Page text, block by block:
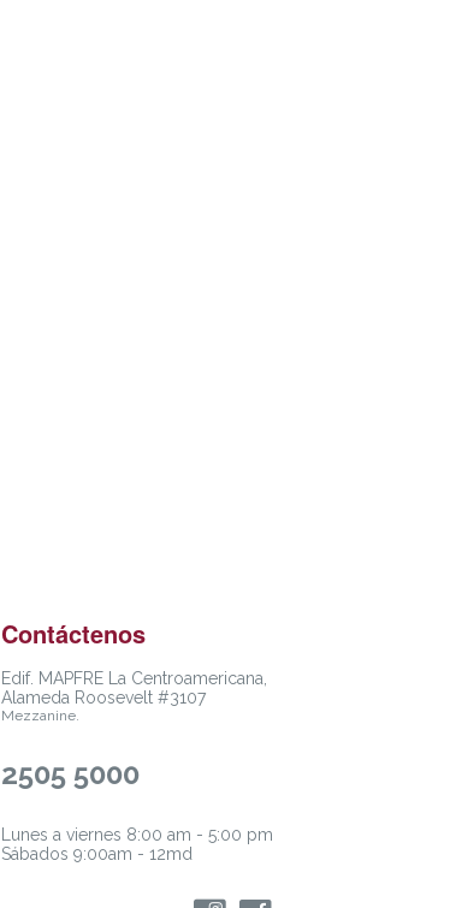
Contáctenos
Edif. MAPFRE La Centroamericana,
Alameda Roosevelt #3107
Mezzanine.
2505 5000
Lunes a viernes 8:00 am - 5:00 pm
Sábados 9:00am - 12md